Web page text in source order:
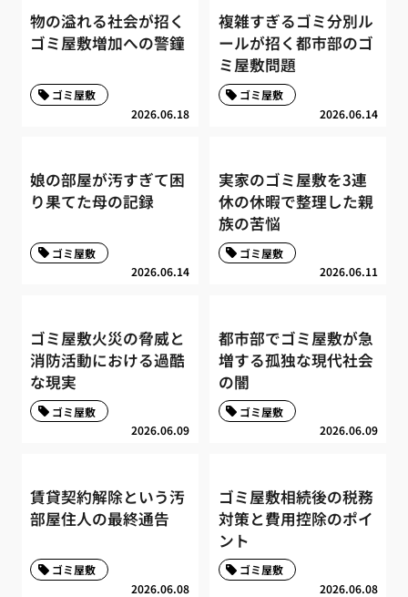
物の溢れる社会が招く
ゴミ屋敷増加への警鐘
2026.06.18
ゴミ屋敷
複雑すぎるゴミ分別ル
ールが招く都市部のゴ
ミ屋敷問題
2026.06.14
ゴミ屋敷
娘の部屋が汚すぎて困
り果てた母の記録
2026.06.14
ゴミ屋敷
実家のゴミ屋敷を3連
休の休暇で整理した親
族の苦悩
2026.06.11
ゴミ屋敷
ゴミ屋敷火災の脅威と
消防活動における過酷
な現実
2026.06.09
ゴミ屋敷
都市部でゴミ屋敷が急
増する孤独な現代社会
の闇
2026.06.09
ゴミ屋敷
賃貸契約解除という汚
部屋住人の最終通告
2026.06.08
ゴミ屋敷
ゴミ屋敷相続後の税務
対策と費用控除のポイ
ント
2026.06.08
ゴミ屋敷